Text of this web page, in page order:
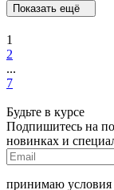
Показать ещё
1
2
...
7
Будьте в курсе
Подпишитесь на
новинках и
принимаю условия